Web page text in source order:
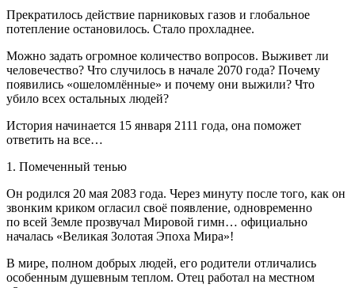
Прекратилось действие парниковых газов и глобальное
потепление остановилось. Стало прохладнее.
Можно задать огромное количество вопросов. Выживет ли
человечество? Что случилось в начале 2070 года? Почему
появились «ошеломлённые» и почему они выжили? Что
убило всех остальных людей?
История начинается 15 января 2111 года, она поможет
ответить на все…
1. Помеченный тенью
Он родился 20 мая 2083 года. Через минуту после того, как он
звонким криком огласил своё появление, одновременно
по всей Земле прозвучал Мировой гимн… официально
началась «Великая Золотая Эпоха Мира»!
В мире, полном добрых людей, его родители отличались
особенным душевным теплом. Отец работал на местном